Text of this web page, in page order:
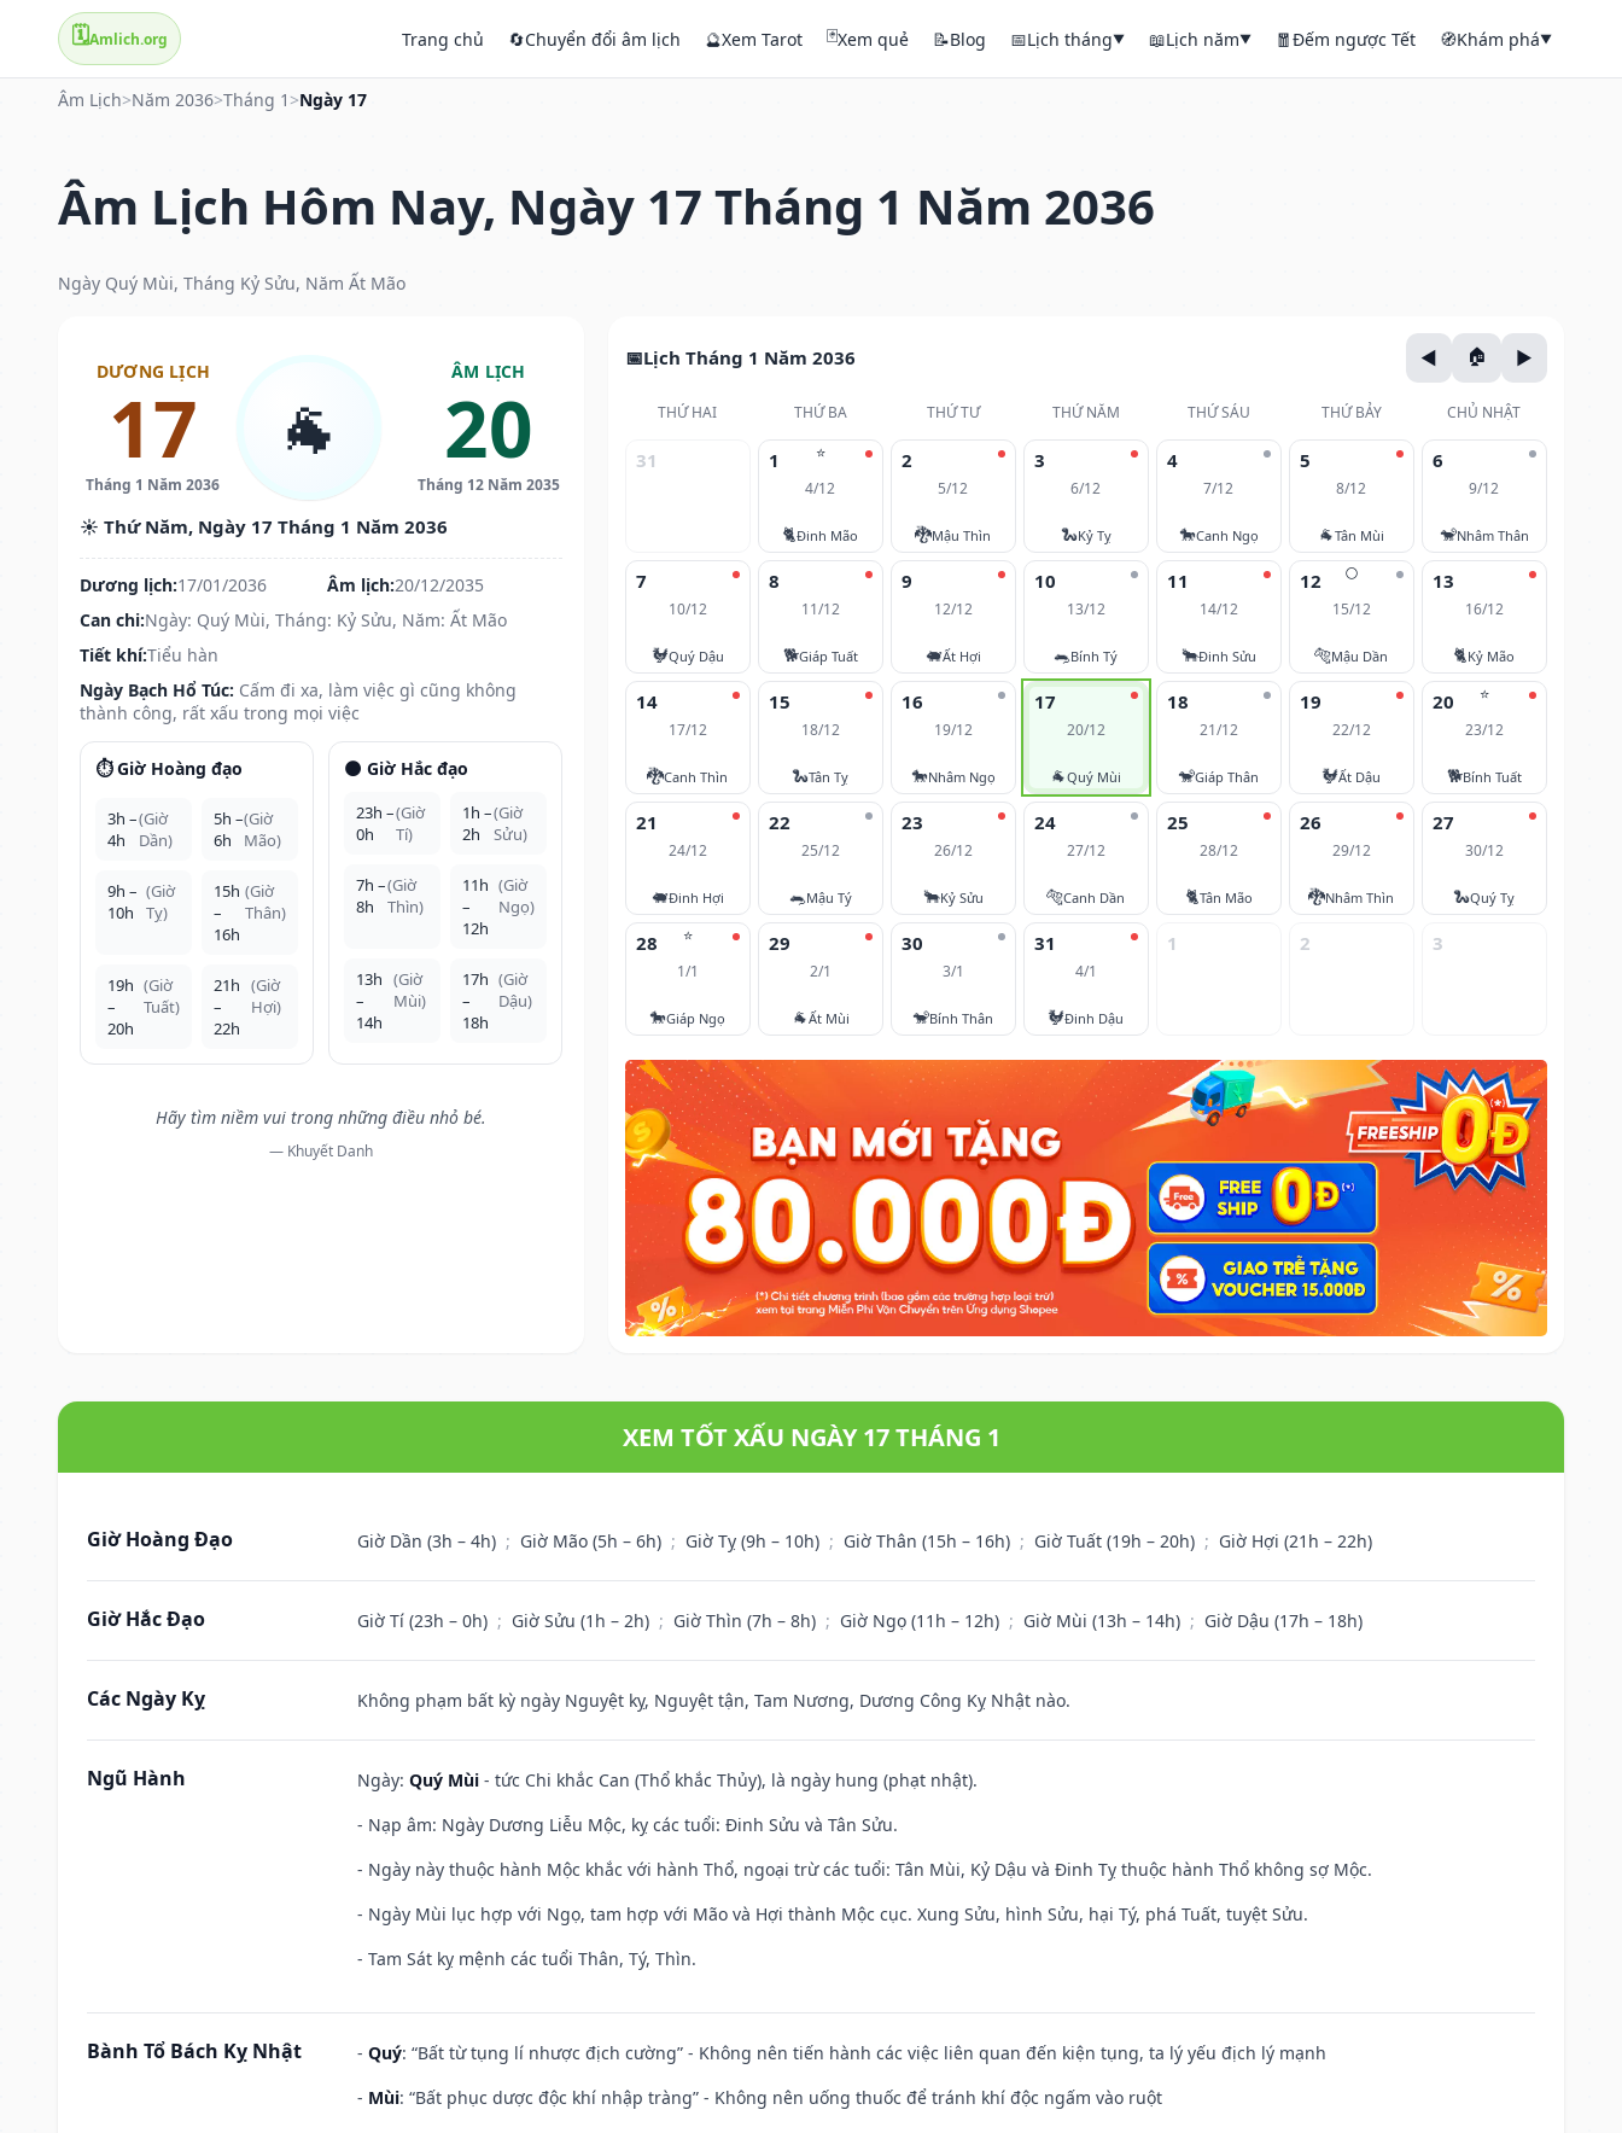
🗓️Amlich.org Trang chủ 🔄Chuyển đổi âm lịch 🔮Xem Tarot 🃏Xem quẻ 📝Blog 📅Lịch tháng▼ 📖Lịch năm▼ 🧧Đếm ngược Tết 🧭Khám phá▼
Âm Lịch>Năm 2036>Tháng 1 >Ngày 17
Âm Lịch Hôm Nay, Ngày 17 Tháng 1 Năm 2036
Ngày Quý Mùi, Tháng Kỷ Sửu, Năm Ất Mão
DƯƠNG LỊCH
17
Tháng 1 Năm 2036
🐐
ÂM LỊCH
20
Tháng 12 Năm 2035
☀️ Thứ Năm, Ngày 17 Tháng 1 Năm 2036
Dương lịch:17/01/2036 Âm lịch:20/12/2035
Can chi:Ngày: Quý Mùi, Tháng: Kỷ Sửu, Năm: Ất Mão
Tiết khí:Tiểu hàn
Ngày Bạch Hổ Túc: Cấm đi xa, làm việc gì cũng không
thành công, rất xấu trong mọi việc
⏱️ Giờ Hoàng đạo
3h –
4h
(Giờ
Dần)
5h –
6h
(Giờ
Mão)
9h –
10h
(Giờ
Tỵ)
15h
–
16h
(Giờ
Thân)
19h
–
20h
(Giờ
Tuất)
21h
–
22h
(Giờ
Hợi)
🌑 Giờ Hắc đạo
23h –
0h
(Giờ
Tí)
1h –
2h
(Giờ
Sửu)
7h –
8h
(Giờ
Thìn)
11h
–
12h
(Giờ
Ngọ)
13h
–
14h
(Giờ
Mùi)
17h
–
18h
(Giờ
Dậu)
Hãy tìm niềm vui trong những điều nhỏ bé.
— Khuyết Danh
Lịch Tháng 1 Năm 2036
THỨ HAI THỨ BA THỨ TƯ THỨ NĂM THỨ SÁU THỨ BẢY CHỦ NHẬT
31 ⭐
1
4/12
🐈Đinh Mão
2
5/12
🐉Mậu Thìn
3
6/12
🐍Kỷ Tỵ
4
7/12
🐎Canh Ngọ
5
8/12
🐐Tân Mùi
6
9/12
🐒Nhâm Thân
7
10/12
🐓Quý Dậu
8
11/12
🐕Giáp Tuất
9
12/12
🐖Ất Hợi
10
13/12
🐀Bính Tý
11
14/12
🐂Đinh Sửu
🌕
12
15/12
🐅Mậu Dần
13
16/12
🐈Kỷ Mão
14
17/12
🐉Canh Thìn
15
18/12
🐍Tân Tỵ
16
19/12
🐎Nhâm Ngọ
17
20/12
🐐Quý Mùi
18
21/12
🐒Giáp Thân
19
22/12
🐓Ất Dậu
⭐
20
23/12
🐕Bính Tuất
21
24/12
🐖Đinh Hợi
22
25/12
🐀Mậu Tý
23
26/12
🐂Kỷ Sửu
24
27/12
🐅Canh Dần
25
28/12
🐈Tân Mão
26
29/12
🐉Nhâm Thìn
27
30/12
🐍Quý Tỵ
⭐
28
1/1
🐎Giáp Ngọ
29
2/1
🐐Ất Mùi
30
3/1
🐒Bính Thân
31
4/1
🐓Đinh Dậu
1 2 3
XEM TỐT XẤU NGÀY 17 THÁNG 1
Giờ Hoàng Đạo Giờ Dần (3h – 4h) ; Giờ Mão (5h – 6h) ; Giờ Tỵ (9h – 10h) ; Giờ Thân (15h – 16h) ; Giờ Tuất (19h – 20h) ; Giờ Hợi (21h – 22h)
Giờ Hắc Đạo Giờ Tí (23h – 0h) ; Giờ Sửu (1h – 2h) ; Giờ Thìn (7h – 8h) ; Giờ Ngọ (11h – 12h) ; Giờ Mùi (13h – 14h) ; Giờ Dậu (17h – 18h)
Các Ngày Kỵ Không phạm bất kỳ ngày Nguyệt kỵ, Nguyệt tận, Tam Nương, Dương Công Kỵ Nhật nào.
Ngũ Hành Ngày: Quý Mùi - tức Chi khắc Can (Thổ khắc Thủy), là ngày hung (phạt nhật).
- Nạp âm: Ngày Dương Liễu Mộc, kỵ các tuổi: Đinh Sửu và Tân Sửu.
- Ngày này thuộc hành Mộc khắc với hành Thổ, ngoại trừ các tuổi: Tân Mùi, Kỷ Dậu và Đinh Tỵ thuộc hành Thổ không sợ Mộc.
- Ngày Mùi lục hợp với Ngọ, tam hợp với Mão và Hợi thành Mộc cục. Xung Sửu, hình Sửu, hại Tý, phá Tuất, tuyệt Sửu.
- Tam Sát kỵ mệnh các tuổi Thân, Tý, Thìn.
Bành Tổ Bách Kỵ Nhật - Quý: “Bất từ tụng lí nhược địch cường” - Không nên tiến hành các việc liên quan đến kiện tụng, ta lý yếu địch lý mạnh
- Mùi: “Bất phục dược độc khí nhập tràng” - Không nên uống thuốc để tránh khí độc ngấm vào ruột